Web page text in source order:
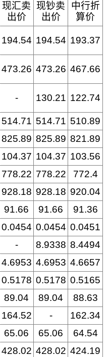
现汇卖
出价
现钞卖
出价
中行折
算价
194.54 194.54 193.37
473.26 473.26 467.66
- 130.21 122.74
514.71 514.71 510.89
825.89 825.89 821.89
104.37 104.37 103.56
778.22 778.22
772.4
928.18 928.18 920.04
91.66 91.66
91.36
0.0454 0.0454 0.0451
- 8.9338 8.4494
4.6953 4.6953 4.6657
0.5178 0.5178 0.5165
89.04 89.04
88.63
164.52 -
162.34
65.06 65.06
64.54
428.02 428.02 424.19